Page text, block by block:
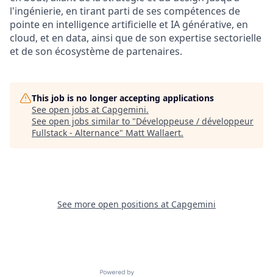
l'ingénierie, en tirant parti de ses compétences de
pointe en intelligence artificielle et IA générative, en
cloud, et en data, ainsi que de son expertise sectorielle
et de son écosystème de partenaires.
This job is no longer accepting applications
See open jobs at Capgemini.
See open jobs similar to "Développeuse / développeur
Fullstack - Alternance" Matt Wallaert.
See more open positions at Capgemini